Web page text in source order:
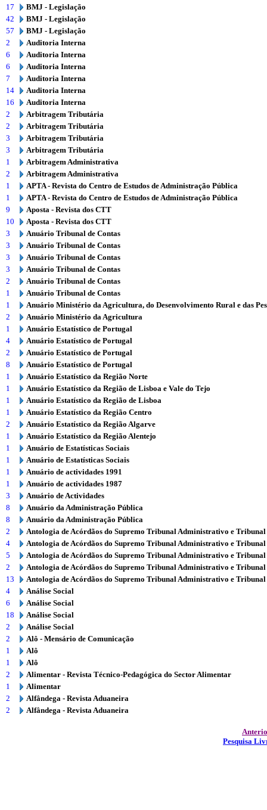
17
BMJ - Legislação
42
BMJ - Legislação
57
BMJ - Legislação
2
Auditoria Interna
6
Auditoria Interna
6
Auditoria Interna
7
Auditoria Interna
14
Auditoria Interna
16
Auditoria Interna
2
Arbitragem Tributária
2
Arbitragem Tributária
3
Arbitragem Tributária
3
Arbitragem Tributária
1
Arbitragem Administrativa
2
Arbitragem Administrativa
1
APTA - Revista do Centro de Estudos de Administração Pública
1
APTA - Revista do Centro de Estudos de Administração Pública
9
Aposta - Revista dos CTT
10
Aposta - Revista dos CTT
3
Anuário Tribunal de Contas
3
Anuário Tribunal de Contas
3
Anuário Tribunal de Contas
3
Anuário Tribunal de Contas
2
Anuário Tribunal de Contas
1
Anuário Tribunal de Contas
1
Anuário Ministério da Agricultura, do Desenvolvimento Rural e das
2
Anuário Ministério da Agricultura
1
Anuário Estatístico de Portugal
4
Anuário Estatístico de Portugal
2
Anuário Estatístico de Portugal
8
Anuário Estatístico de Portugal
1
Anuário Estatístico da Região Norte
1
Anuário Estatístico da Região de Lisboa e Vale do Tejo
1
Anuário Estatístico da Região de Lisboa
1
Anuário Estatístico da Região Centro
2
Anuário Estatístico da Região Algarve
1
Anuário Estatístico da Região Alentejo
1
Anuário de Estatísticas Sociais
1
Anuário de Estatísticas Sociais
1
Anuário de actividades 1991
1
Anuário de actividades 1987
3
Anuário de Actividades
8
Anuário da Administração Pública
8
Anuário da Administração Pública
2
Antologia de Acórdãos do Supremo Tribunal Administrativo e
4
Antologia de Acórdãos do Supremo Tribunal Administrativo e
5
Antologia de Acórdãos do Supremo Tribunal Administrativo e
2
Antologia de Acórdãos do Supremo Tribunal Administrativo e
13
Antologia de Acórdãos do Supremo Tribunal Administrativo e
4
Análise Social
6
Análise Social
18
Análise Social
2
Análise Social
2
Alô - Mensário de Comunicação
1
Alô
1
Alô
2
Alimentar - Revista Técnico-Pedagógica do Sector Alimentar
1
Alimentar
2
Alfândega - Revista Aduaneira
2
Alfândega - Revista Aduaneira
Pesquisa